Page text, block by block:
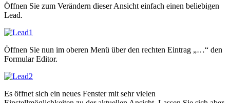
Öffnen Sie zum Verändern dieser Ansicht einfach einen beliebigen
Lead.
Öffnen Sie nun im oberen Menü über den rechten Eintrag „…“ den
Formular Editor.
Es öffnet sich ein neues Fenster mit sehr vielen